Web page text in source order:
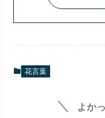
花言葉
よか